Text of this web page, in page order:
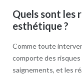
Quels sont les
esthétique ?
Comme toute
comporte des
saignements, et les